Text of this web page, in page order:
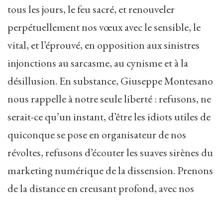
tous les jours, le feu sacré, et renouveler
perpétuellement nos vœux avec le sensible, le
vital, et l’éprouvé, en opposition aux sinistres
injonctions au sarcasme, au cynisme et à la
désillusion. En substance, Giuseppe Montesano
nous rappelle à notre seule liberté : refusons, ne
serait-ce qu’un instant, d’être les idiots utiles de
quiconque se pose en organisateur de nos
révoltes, refusons d’écouter les suaves sirènes du
marketing numérique de la dissension. Prenons
de la distance en creusant profond, avec nos